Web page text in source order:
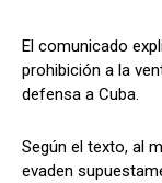
El comunicado
prohibición a la
defensa a Cuba.
Según el texto, al
evaden